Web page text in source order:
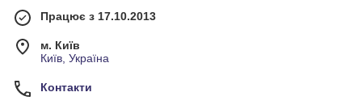
Працює з 17.10.2013
м. Київ
Київ, Україна
Контакти